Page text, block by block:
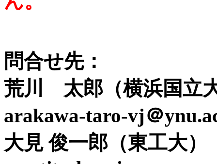
問合せ先：
荒川 太郎（横浜
arakawa-taro-vj＠
大見 俊一郎（東